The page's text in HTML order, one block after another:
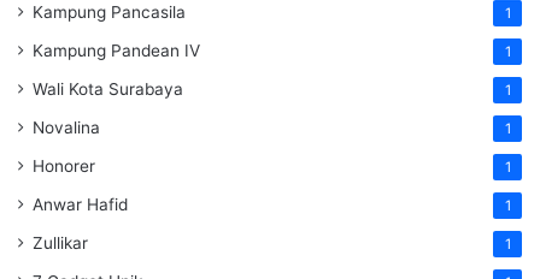
Kampung Pancasila 1
Kampung Pandean IV 1
Wali Kota Surabaya 1
Novalina 1
Honorer 1
Anwar Hafid 1
Zullikar 1